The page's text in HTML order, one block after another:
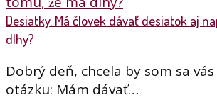
Desiatky. Má človek dávať desiatok aj
dlhy?
Dobrý deň, chcela by som sa
otázku: Mám dávať…